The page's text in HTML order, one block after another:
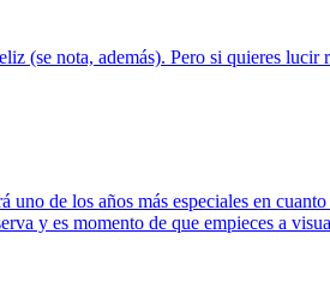
(se nota, además). Pero si quieres
uno de los años más especiales en
y es momento de que empieces a